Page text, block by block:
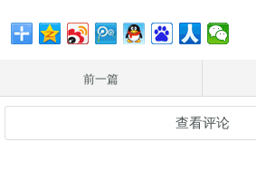
前一篇
查看评论